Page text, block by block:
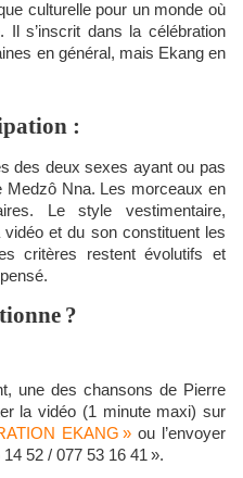
culturelle pour un monde où
Il s’inscrit dans la célébration
en général, mais Ekang en
:
des deux sexes ayant ou pas
Medzô Nna. Les morceaux en
Le style vestimentaire,
vidéo et du son constituent les
critères restent évolutifs et
?
une des chansons de Pierre
la vidéo (1 minute maxi) sur
EKANG »ou l ’envoyer
14 52 / 077 53 16 41 ».